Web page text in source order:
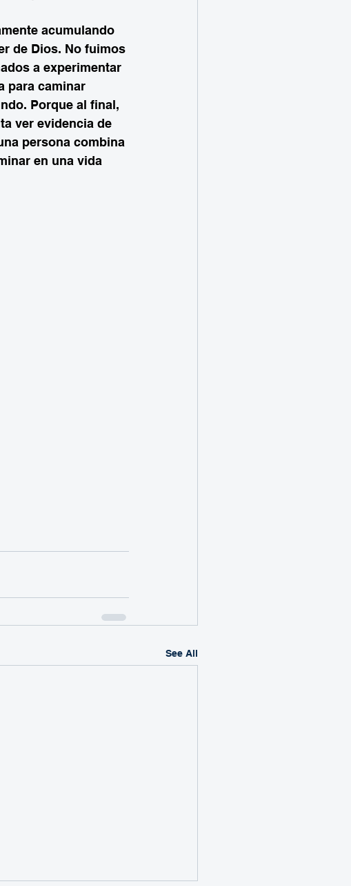
acumulando
de Dios. No fuimos
a experimentar
para caminar
Porque al final,
ver evidencia de
persona combina
en una vida
See All